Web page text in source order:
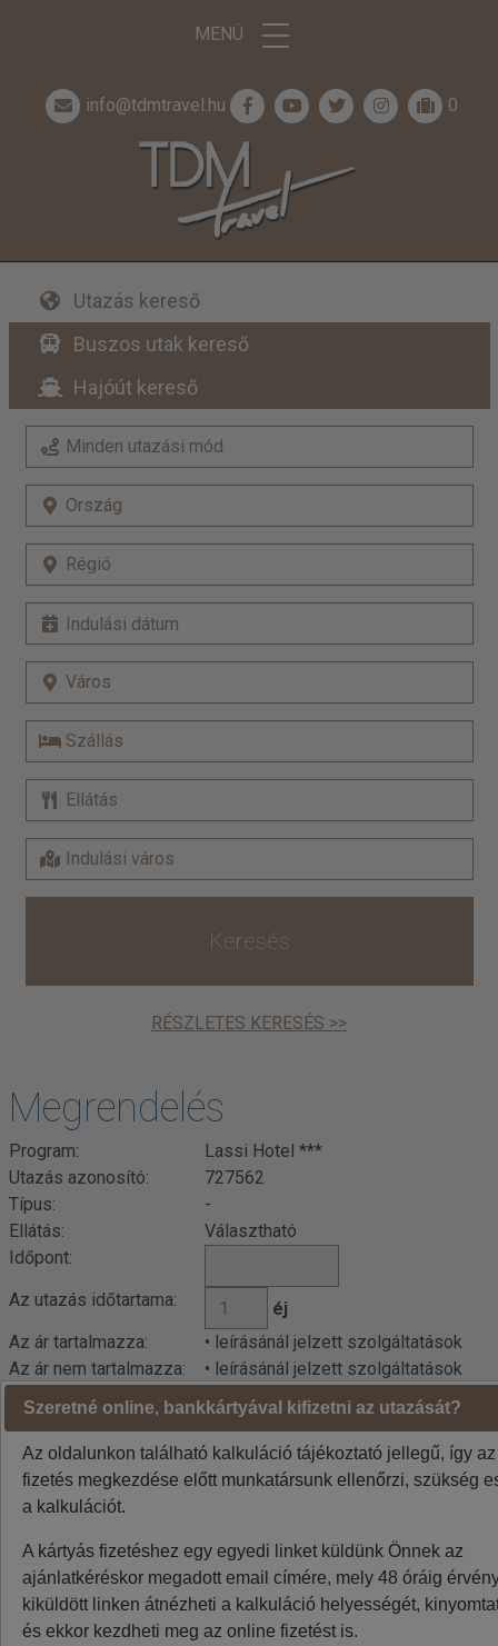
MENÜ
info@tdmtravel.hu 0
Utazás kereső
Buszos utak kereső
Hajóút kereső
Keresés
RÉSZLETES KERESÉS >>
Megrendelés
Program:
Lassi Hotel ***
Utazás azonosító:
727562
Típus:
-
Ellátás:
Választható
Időpont:
Az utazás időtartama:
éj
Az ár tartalmazza:
• leírásánál jelzett szolgáltatások
Az ár nem tartalmazza:
• leírásánál jelzett szolgáltatások
Kalkuláció
szíveskedjenek!
Ár:
Szeretné online, bankkártyával kifizetni az utazását?
Az oldalunkon található kalkuláció tájékoztató jellegű, így
fizetés megkezdése előtt munkatársunk ellenőrzi, szükség
a kalkulációt.
A kártyás fizetéshez egy egyedi linket küldünk Önnek az
ajánlatkéréskor megadott email címére, mely 48 óráig
kiküldött linken átnézheti a kalkuláció helyességét,
és ekkor kezdheti meg az online fizetést is.